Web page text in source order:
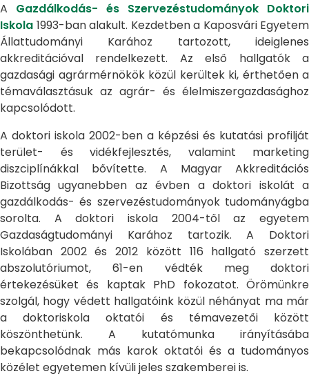
A Gazdálkodás- és Szervezéstudományok Doktori
Iskola 1993-ban alakult. Kezdetben a Kaposvári Egyetem
Állattudományi Karához tartozott, ideiglenes
akkreditációval rendelkezett. Az első hallgatók a
gazdasági agrármérnökök közül kerültek ki, érthetően a
témaválasztásuk az agrár- és élelmiszergazdasághoz
kapcsolódott.
A doktori iskola 2002-ben a képzési és kutatási profilját
terület- és vidékfejlesztés, valamint marketing
diszciplínákkal bővítette. A Magyar Akkreditációs
Bizottság ugyanebben az évben a doktori iskolát a
gazdálkodás- és szervezéstudományok tudományágba
sorolta. A doktori iskola 2004-től az egyetem
Gazdaságtudományi Karához tartozik. A Doktori
Iskolában 2002 és 2012 között 116 hallgató szerzett
abszolutóriumot, 61-en védték meg doktori
értekezésüket és kaptak PhD fokozatot. Örömünkre
szolgál, hogy védett hallgatóink közül néhányat ma már
a doktoriskola oktatói és témavezetői között
köszönthetünk. A kutatómunka irányításába
bekapcsolódnak más karok oktatói és a tudományos
közélet egyetemen kívüli jeles szakemberei is.